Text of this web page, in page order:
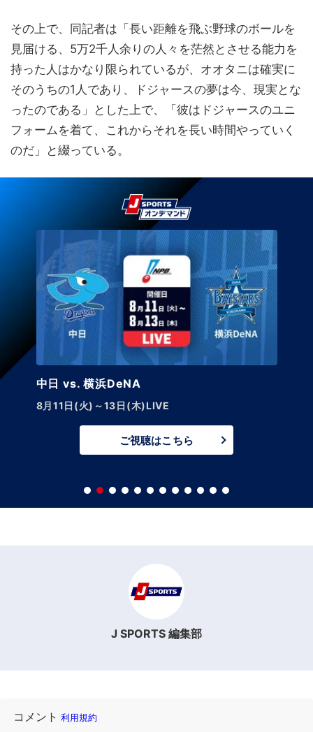
その上で、同記者は「長い距離を飛ぶ野球のボールを
見届ける、5万2千人余りの人々を茫然とさせる能力を
持った人はかなり限られているが、オオタニは確実に
そのうちの1人であり、ドジャースの夢は今、現実とな
ったのである」とした上で、「彼はドジャースのユニ
フォームを着て、これからそれを長い時間やっていく
のだ」と綴っている。
中日 vs. 横浜DeNA
8月11日(火)～13日(木)LIVE
ご視聴はこちら
J SPORTS 編集部